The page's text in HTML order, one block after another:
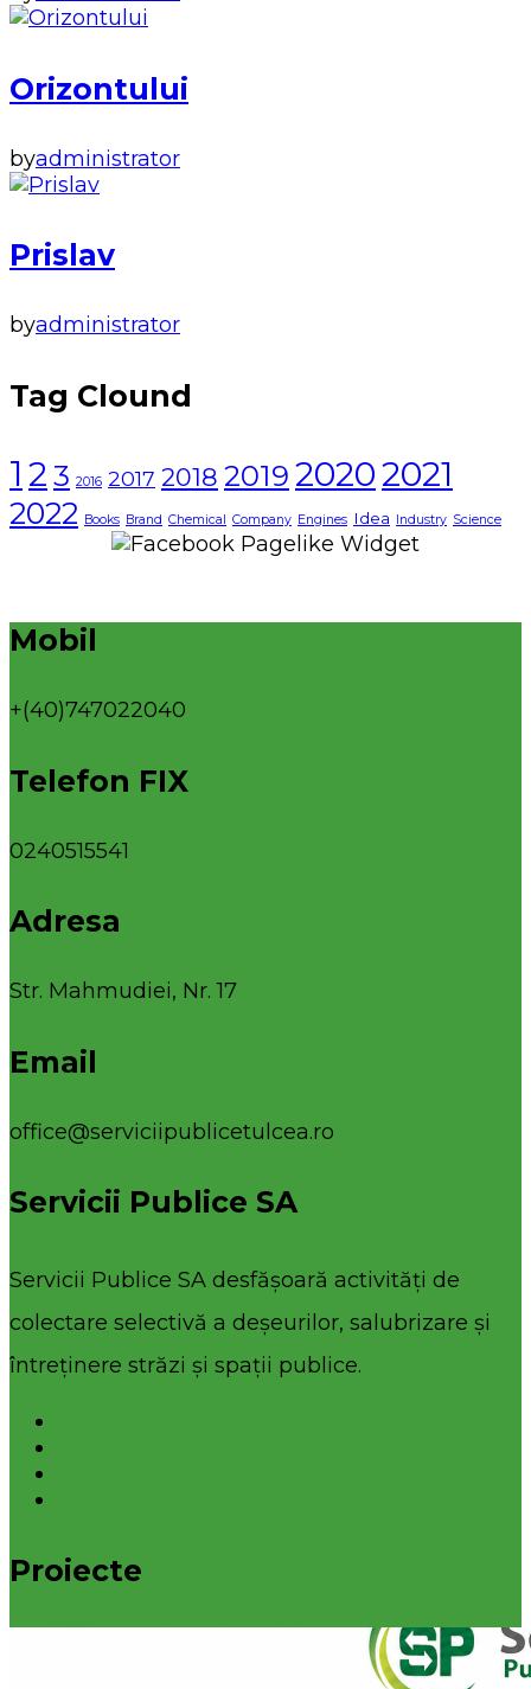
Orizontului
byadministrator
Prislav
byadministrator
Tag Clound
1 2 3 2016 2017 2018 2019 20202021
2022 Books Brand Chemical Company Engines Idea Industry Science
Mobil
+(40)747022040
Telefon FIX
0240515541
Adresa
Str. Mahmudiei, Nr. 17
Email
office@serviciipublicetulcea.ro
Servicii Publice SA
Servicii Publice SA desfășoară activități de
colectare selectivă a deșeurilor, salubrizare și
întreținere străzi și spații publice.
Proiecte